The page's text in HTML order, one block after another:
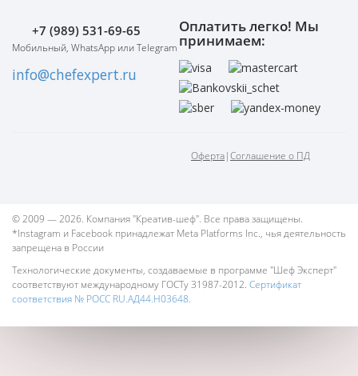
+7 (989) 531-69-65
Мобильный, WhatsApp или Telegram
info@chefexpert.ru
Оплатить легко! Мы
принимаем:
Оферта|Соглашение о ПД
© 2009 — 2026. Компания "Креатив-шеф". Все права защищены.
*Instagram и Facebook принадлежат Meta Platforms Inc., чья деятельность
запрещена в России
Технологические документы, создаваемые в программе "Шеф Эксперт"
соответствуют международному ГОСТу 31987-2012. Сертификат
соответствия № РОСС RU.АД44.Н03648.